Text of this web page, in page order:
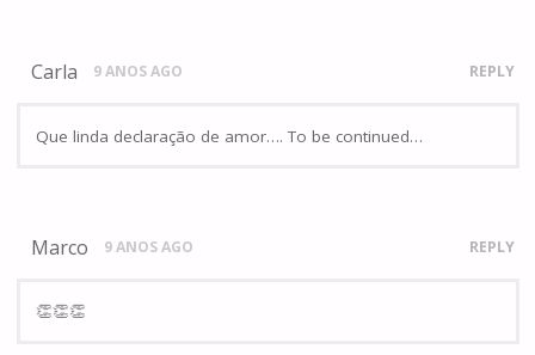
Carla 9 ANOS AGO REPLY
Que linda declaração de amor…. To be continued…
Marco 9 ANOS AGO REPLY
👏👏👏